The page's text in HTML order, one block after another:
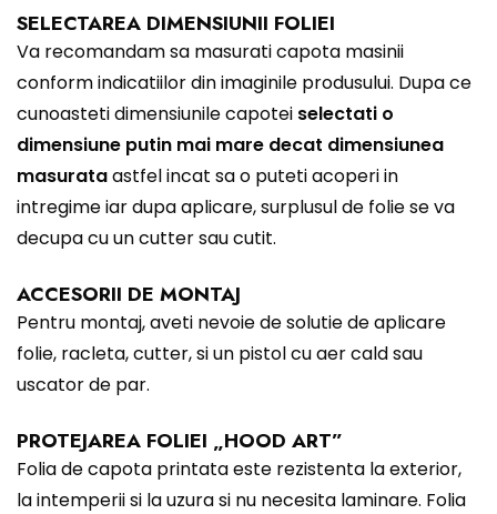
SELECTAREA DIMENSIUNII FOLIEI
Va recomandam sa masurati capota masinii
conform indicatiilor din imaginile produsului. Dupa ce
cunoasteti dimensiunile capotei selectati o
dimensiune putin mai mare decat dimensiunea
masurataastfel incat sa o puteti acoperi in
intregime iar dupa aplicare, surplusul de folie se va
decupa cu un cutter sau cutit.
ACCESORII DE MONTAJ
Pentru montaj, aveti nevoie de solutie de aplicare
folie, racleta, cutter, si un pistol cu aer cald sau
uscator de par.
PROTEJAREA FOLIEI „HOOD ART”
Folia de capota printata este rezistenta la exterior,
la intemperii si la uzura si nu necesita laminare. Folia